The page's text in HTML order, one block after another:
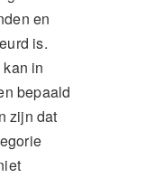
en
is.
in
bepaald
zijn dat